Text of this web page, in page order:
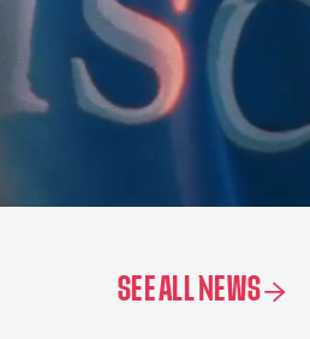
SEE ALL NEWS